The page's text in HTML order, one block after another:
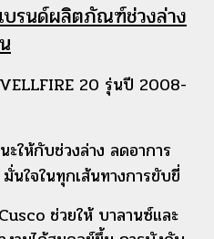
บรนด์ผลิตภัณฑ์ช่วงล่าง
20 รุ่นปี 2008-
ให้กับช่วงล่าง ลดอาการ
นใจในทุกเส้นทางการขับขี่
ช่วยให้ บาลานซ์และ